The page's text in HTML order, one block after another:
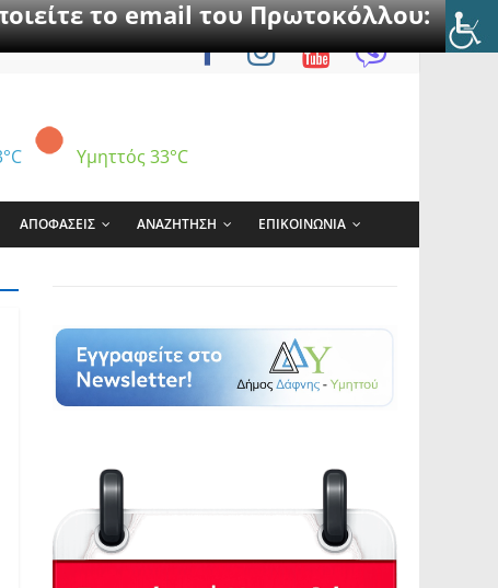
το email του Πρωτοκόλλου:
Υμηττός 33°C
ΑΠΟΦΑΣΕΙΣ ΑΝΑΖΗΤΗΣΗ ΕΠΙΚΟΙΝΩΝΙΑ